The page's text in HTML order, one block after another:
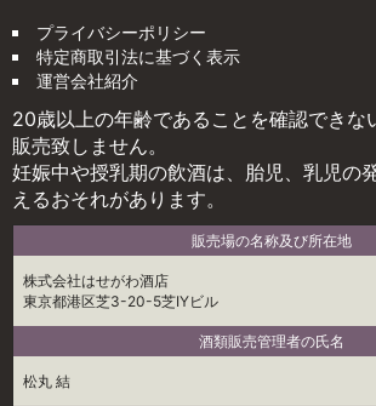
プライバシーポリシー
特定商取引法に基づく表示
運営会社紹介
20歳以上の年齢であることを確認できな
販売致しません。
妊娠中や授乳期の飲酒は、胎児、乳児の
えるおそれがあります。
販売場の名称及び所在地
株式会社はせがわ酒店
東京都港区芝3-20-5芝IYビル
酒類販売管理者の氏名
松丸 結